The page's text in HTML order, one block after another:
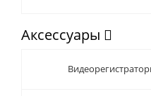
Аксессуары